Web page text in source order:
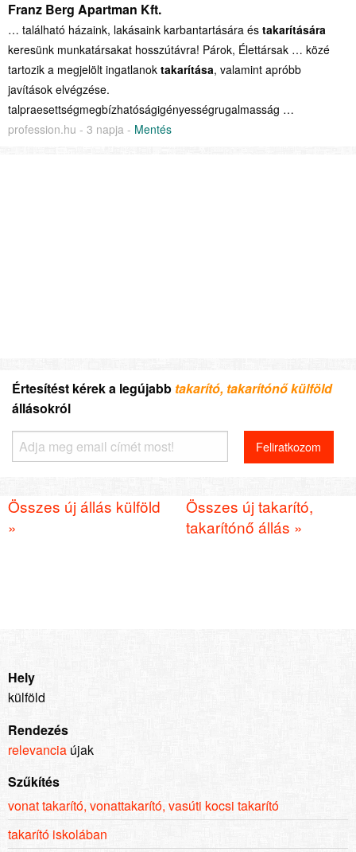
Franz Berg Apartman Kft.
… található házaink, lakásaink karbantartására és takarítására
keresünk munkatársakat hosszútávra! Párok, Élettársak … közé
tartozik a megjelölt ingatlanok takarítása, valamint apróbb
javítások elvégzése.
talpraesettségmegbízhatóságigényességrugalmasság …
profession.hu - 3 napja - Mentés
Értesítést kérek a legújabb takarító, takarítónő külföld
állásokról
Összes új állás külföld
»
Összes új takarító,
takarítónő állás »
Hely
külföld
Rendezés
relevancia újak
Szűkítés
vonat takarító, vonattakarító, vasúti kocsi takarító
takarító iskolában